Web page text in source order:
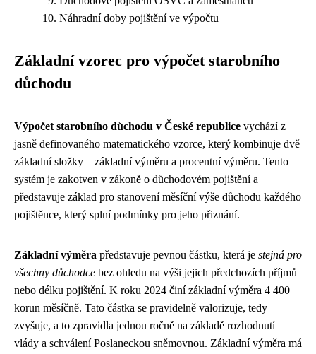
Náhradní doby pojištění ve výpočtu
Základní vzorec pro výpočet starobního
důchodu
Výpočet starobního důchodu v České republice vychází z
jasně definovaného matematického vzorce, který kombinuje dvě
základní složky – základní výměru a procentní výměru. Tento
systém je zakotven v zákoně o důchodovém pojištění a
představuje základ pro stanovení měsíční výše důchodu každého
pojištěnce, který splní podmínky pro jeho přiznání.
Základní výměra představuje pevnou částku, která je stejná pro
všechny důchodce bez ohledu na výši jejich předchozích příjmů
nebo délku pojištění. K roku 2024 činí základní výměra 4 400
korun měsíčně. Tato částka se pravidelně valorizuje, tedy
zvyšuje, a to zpravidla jednou ročně na základě rozhodnutí
vlády a schválení Poslaneckou sněmovnou. Základní výměra má